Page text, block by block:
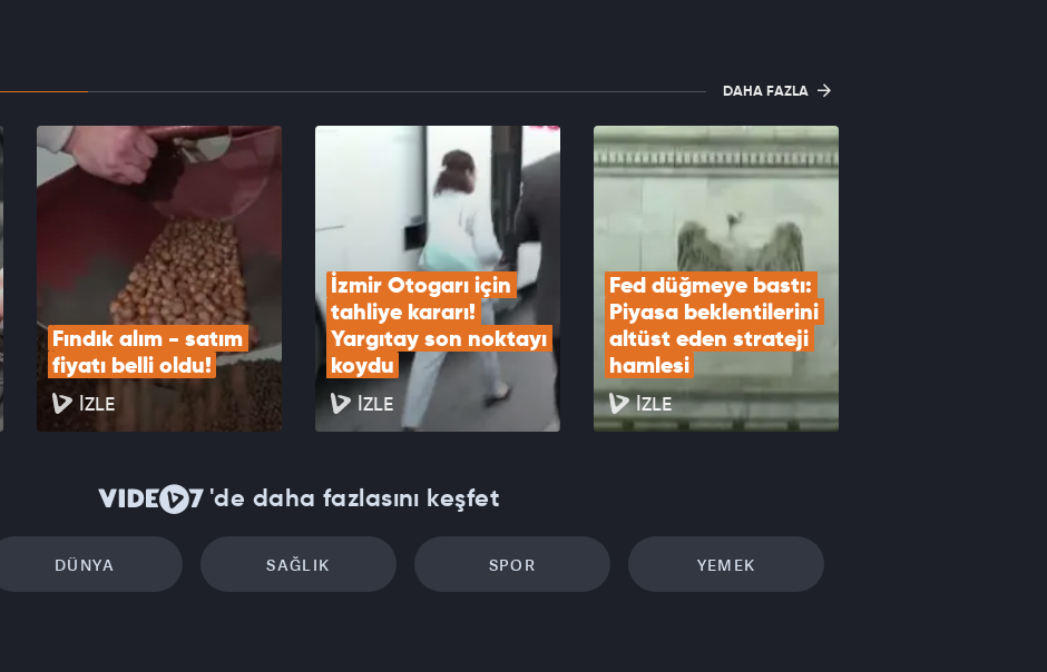
ABD için kritik istihdam verisi açıklandı
VIDEOYU İZLE
DAHA FAZLA
Fındık alım - satım
fiyatı belli oldu!
İZLE
İzmir Otogarı için
tahliye kararı!
Yargıtay son noktayı
koydu
İZLE
Fed düğmeye bastı:
Piyasa beklentilerini
altüst eden strateji
hamlesi
İZLE
'de daha fazlasını keşfet
DÜNYA SAĞLIK SPOR YEMEK